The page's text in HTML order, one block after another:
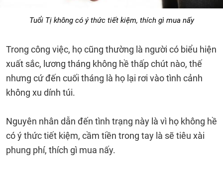
Tuổi Tị không có ý thức tiết kiệm, thích gì mua nấy
Trong công việc, họ cũng thường là người có biểu hiện
xuất sắc, lương tháng không hề thấp chút nào, thế
nhưng cứ đến cuối tháng là họ lại rơi vào tình cảnh
không xu dính túi.
Nguyên nhân dẫn đến tình trạng này là vì họ không hề
có ý thức tiết kiệm, cầm tiền trong tay là sẽ tiêu xài
phung phí, thích gì mua nấy.